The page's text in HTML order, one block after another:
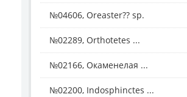
№04606, Oreaster?? sp.
№02289, Orthotetes ...
№02166, Окаменелая ...
№02200, Indosphinctes ...